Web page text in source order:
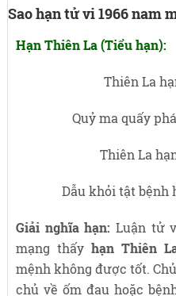
Sao hạn tử vi 1966 nam
Hạn Thiên La (Tiểu hạn):
Thiên La
Quỷ ma quấy
Thiên La
Dẫu khỏi tật bệnh
Giải nghĩa hạn:Luận tử
mạng thấyhạn Thiên
mệnh không được tốt.
chủ về ốm đau hoặc